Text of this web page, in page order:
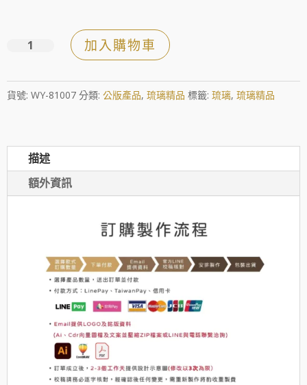
百
川
量
加入購物車
貨號: WY-81007 分類: 公版產品, 琉璃精品 標籤: 琉璃, 琉璃精品
描述
額外資訊